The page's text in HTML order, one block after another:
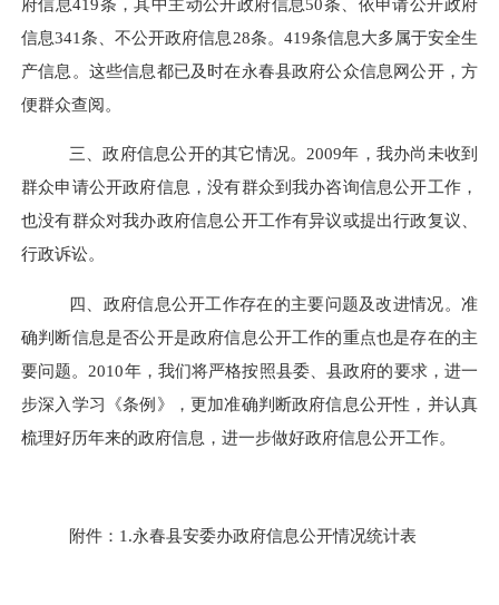
府信息419条，其中主动公开政府信息50条、依申请公开政府
信息341条、不公开政府信息 28条。 419条信息大多属于安全生
产信息。这些信息都已及时在永春县政府公众信息网公开，方
便群众查阅。
三、政府信息公开的其它情况。2009年，我办尚未收到
群众申请公开政府信息，没有群众到我办咨询信息公开工作，
也没有群众对我办政府信息公开工作有异议或提出行政复议、
行政诉讼。
四、政府信息公开工作存在的主要问题及改进情况。准
确判断信息是否公开是政府信息公开工作的重点也是存在的主
要问题。 2010年，我们将严格按照县委、县政府的要求，进一
步深入学习《条例》，更加准确判断政府信息公开性，并认真
梳理好历年来的政府信息，进一步做好政府信息公开工作。
附件： 1.永春县安委办政府信息公开情况统计表